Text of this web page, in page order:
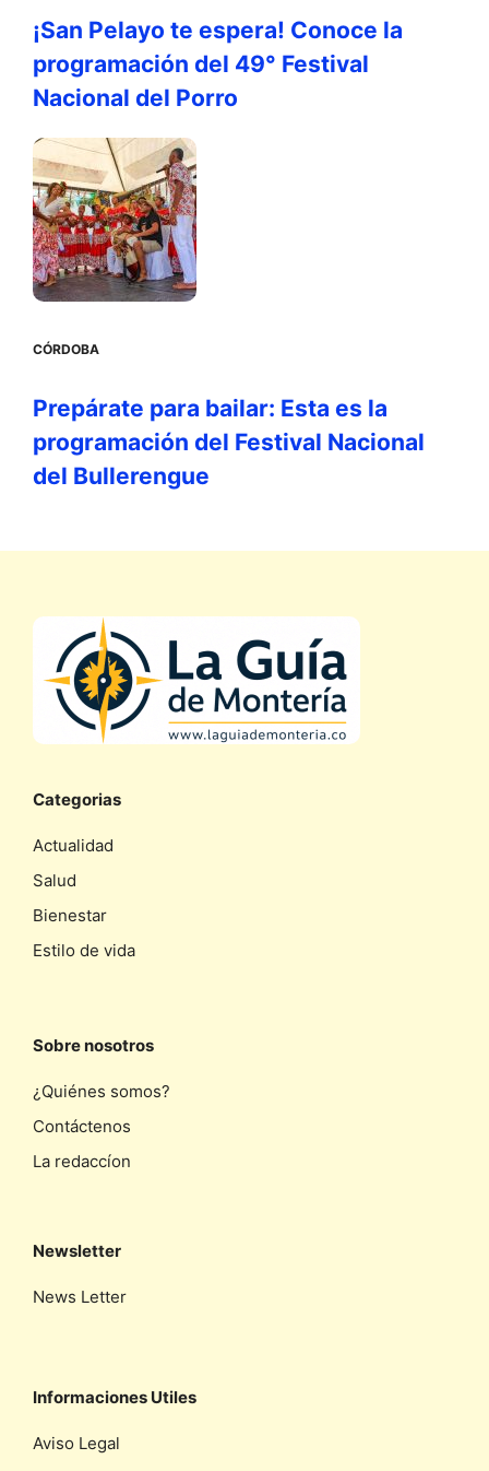
¡San Pelayo te espera! Conoce la
programación del 49° Festival
Nacional del Porro
CÓRDOBA
Prepárate para bailar: Esta es la
programación del Festival Nacional
del Bullerengue
Categorias
Actualidad
Salud
Bienestar
Estilo de vida
Sobre nosotros
¿Quiénes somos?
Contáctenos
La redaccíon
Newsletter
News Letter
Informaciones Utiles
Aviso Legal